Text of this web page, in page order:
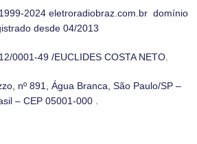
2024 eletroradiobraz.com.br domínio
desde 04/2013
0001-49 /EUCLIDES COSTA NETO.
nº 891, Água Branca, São Paulo/SP –
– CEP 05001-000 .